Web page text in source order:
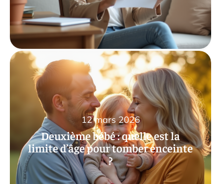
Deuxième bébé : quelle est la
limite d’âge pour tomber enceinte
?
12 mars 2026